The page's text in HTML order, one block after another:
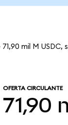
mil M USDC,
OFERTA CIRCULANTE
71,90